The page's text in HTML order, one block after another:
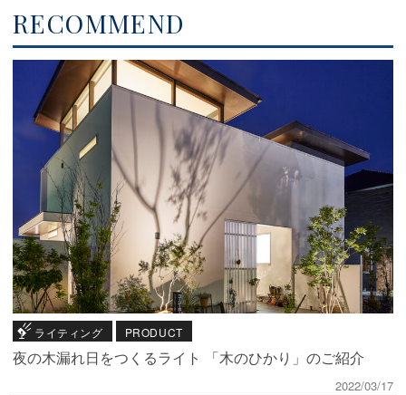
RECOMMEND
ライティング PRODUCT
夜の木漏れ日をつくるライト 「木のひかり」のご紹介
2022/03/17